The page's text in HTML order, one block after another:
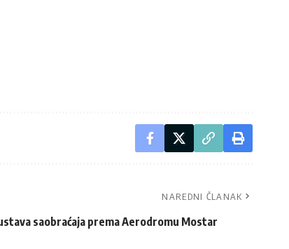
NAREDNI ČLANAK
saobraćaja prema Aerodromu Mostar